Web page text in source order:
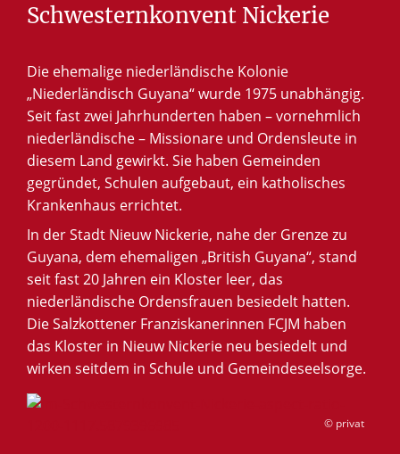
© privat
Schwesternkonvent Nickerie
Die ehemalige niederländische Kolonie
„Niederländisch Guyana“ wurde 1975 unabhängig.
Seit fast zwei Jahrhunderten haben – vornehmlich
niederländische – Missionare und Ordensleute in
diesem Land gewirkt. Sie haben Gemeinden
gegründet, Schulen aufgebaut, ein katholisches
Krankenhaus errichtet.
In der Stadt Nieuw Nickerie, nahe der Grenze zu
Guyana, dem ehemaligen „British Guyana“, stand
seit fast 20 Jahren ein Kloster leer, das
niederländische Ordensfrauen besiedelt hatten.
Die Salzkottener Franziskanerinnen FCJM haben
das Kloster in Nieuw Nickerie neu besiedelt und
wirken seitdem in Schule und Gemeindeseelsorge.